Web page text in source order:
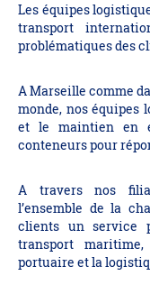
Les équipes
transport
problématiques des
A Marseille comme
monde, nos équipes
et le maintien en
conteneurs pour
A travers nos
l’ensemble de la
clients un service
transport
portuaire et la